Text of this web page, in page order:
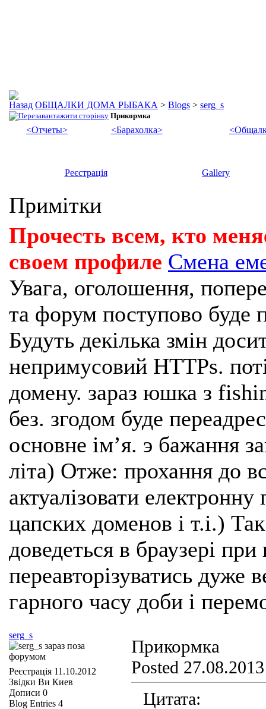
ОБЩАЛКИ ДОМА РЫБАКА > Blogs > serg_s
Прикормка
<Отчеты> <Барахолка>
Реєстрація Gallery
Примітки
Прочесть всем, кто
своем профиле Смена
Увага, оголошення,
та форум поступово буде
Будуть декілька змін
непримусовий HTTPs.
домену. зараз юшка з
без. згодом буде
основне імʼя. э бажання
літа) Отже: прохання до
актуалізовати
цапских доменов і т.і.)
доведеться в браузері
переавторізуватись
гарного часу доби і
Прикормка
Posted
Цитата:
serg_s
Реєстрація 11.10.2012
Звідки Ви Киев
Дописи 0
Blog Entries 4